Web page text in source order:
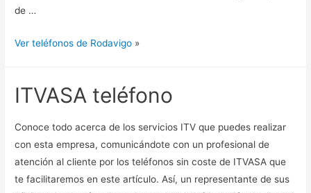
de …
Ver teléfonos de Rodavigo »
ITVASA teléfono
Conoce todo acerca de los servicios ITV que puedes realizar
con esta empresa, comunicándote con un profesional de
atención al cliente por los teléfonos sin coste de ITVASA que
te facilitaremos en este artículo. Así, un representante de sus